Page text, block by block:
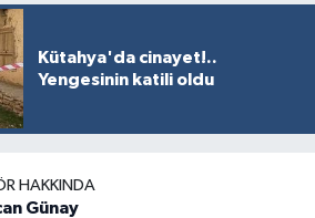
Kütahya'da cinayet!..
Yengesinin katili oldu
HAKKINDA
Günay